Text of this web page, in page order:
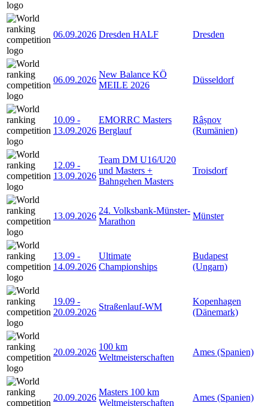
06.09.2026 Dresden HALF Dresden
06.09.2026
New Balance KÖ
MEILE 2026
Düsseldorf
10.09 -
13.09.2026
EMORRC Masters
Berglauf
Râșnov
(Rumänien)
12.09 -
13.09.2026
Team DM U16/U20
und Masters +
Bahngehen Masters
Troisdorf
13.09.2026
24. Volksbank-Münster-
Marathon
Münster
13.09 -
14.09.2026
Ultimate
Championships
Budapest
(Ungarn)
19.09 -
20.09.2026
Straßenlauf-WM
Kopenhagen
(Dänemark)
20.09.2026
100 km
Weltmeisterschaften
Ames (Spanien)
20.09.2026
Masters 100 km
Weltmeisterschaften
Ames (Spanien)